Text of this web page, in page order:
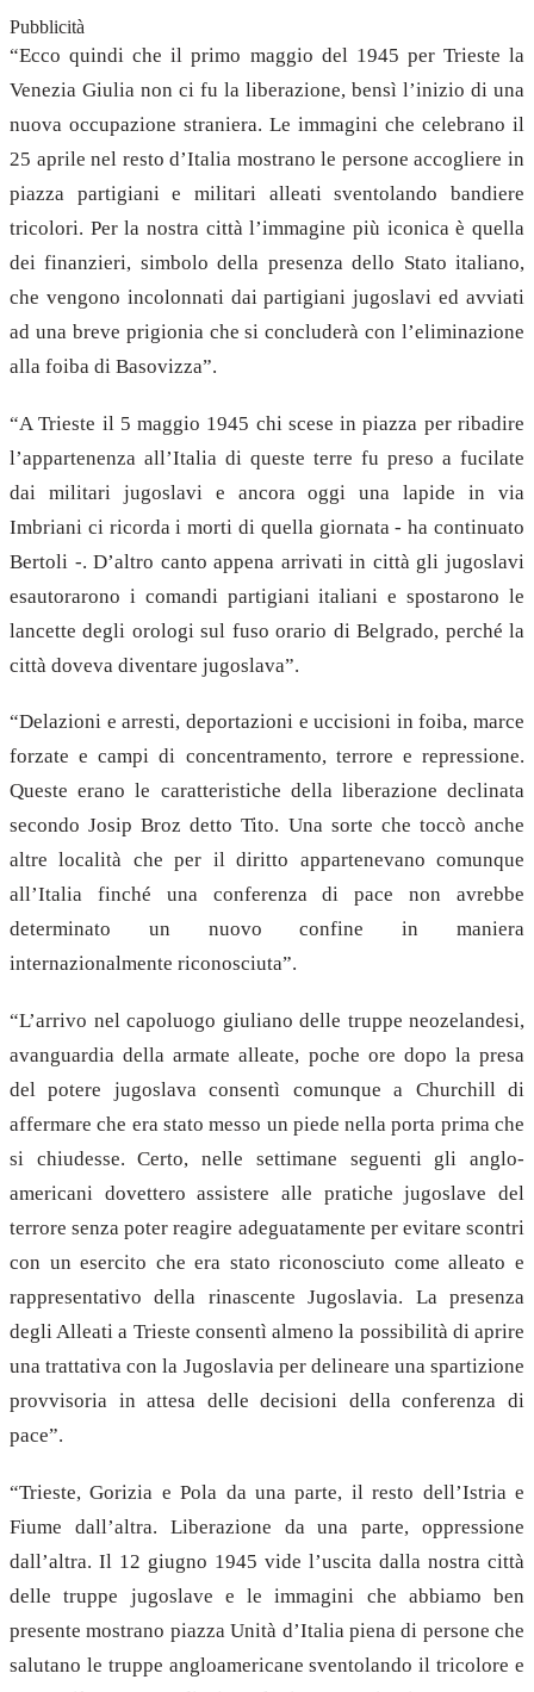
Pubblicità
“Ecco quindi che il primo maggio del 1945 per Trieste la
Venezia Giulia non ci fu la liberazione, bensì l’inizio di una
nuova occupazione straniera. Le immagini che celebrano il
25 aprile nel resto d’Italia mostrano le persone accogliere in
piazza partigiani e militari alleati sventolando bandiere
tricolori. Per la nostra città l’immagine più iconica è quella
dei finanzieri, simbolo della presenza dello Stato italiano,
che vengono incolonnati dai partigiani jugoslavi ed avviati
ad una breve prigionia che si concluderà con l’eliminazione
alla foiba di Basovizza”.
“A Trieste il 5 maggio 1945 chi scese in piazza per ribadire
l’appartenenza all’Italia di queste terre fu preso a fucilate
dai militari jugoslavi e ancora oggi una lapide in via
Imbriani ci ricorda i morti di quella giornata - ha continuato
Bertoli -.D’altro canto appena arrivati in città gli jugoslavi
esautorarono i comandi partigiani italiani e spostarono le
lancette degli orologi sul fuso orario di Belgrado, perché la
città doveva diventare jugoslava”.
“Delazioni e arresti, deportazioni e uccisioni in foiba, marce
forzate e campi di concentramento, terrore e repressione.
Queste erano le caratteristiche della liberazione declinata
secondo Josip Broz detto Tito. Una sorte che toccò anche
altre località che per il diritto appartenevano comunque
all’Italia finché una conferenza di pace non avrebbe
determinato un nuovo confine in maniera
internazionalmente riconosciuta”.
“L’arrivo nel capoluogo giuliano delle truppe neozelandesi,
avanguardia della armate alleate, poche ore dopo la presa
del potere jugoslava consentì comunque a Churchill di
affermare che era stato messo un piede nella porta prima che
si chiudesse. Certo, nelle settimane seguenti gli anglo-
americani dovettero assistere alle pratiche jugoslave del
terrore senza poter reagire adeguatamente per evitare scontri
con un esercito che era stato riconosciuto come alleato e
rappresentativo della rinascente Jugoslavia. La presenza
degli Alleati a Trieste consentì almeno la possibilità di aprire
una trattativa con la Jugoslavia per delineare una spartizione
provvisoria in attesa delle decisioni della conferenza di
pace”.
“Trieste, Gorizia e Pola da una parte, il resto dell’Istria e
Fiume dall’altra. Liberazione da una parte, oppressione
dall’altra. Il 12 giugno 1945 vide l’uscita dalla nostra città
delle truppe jugoslave e le immagini che abbiamo ben
presente mostrano piazza Unità d’Italia piena di persone che
salutano le truppe angloamericane sventolando il tricolore e